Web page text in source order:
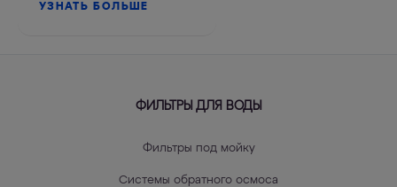
УЗНАТЬ БОЛЬШЕ
ФИЛЬТРЫ ДЛЯ ВОДЫ
Фильтры под мойку
Системы обратного осмоса